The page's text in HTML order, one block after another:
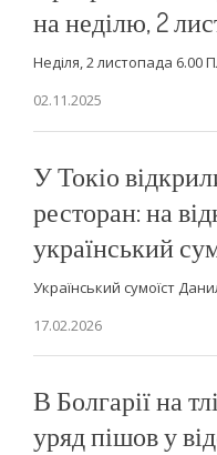
на неділю, 2
Неділя, 2 листопада 6.00
02.11.2025
У Токіо
ресторан: на
український
Український сумоїст
17.02.2026
В Болгарії на
уряд пішов у